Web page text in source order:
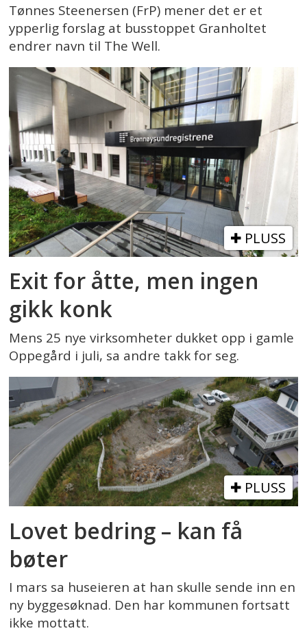
Tønnes Steenersen (FrP) mener det er et
ypperlig forslag at busstoppet Granholtet
endrer navn til The Well.
PLUSS
Exit for åtte, men ingen
gikk konk
Mens 25 nye virksomheter dukket opp i gamle
Oppegård i juli, sa andre takk for seg.
PLUSS
Lovet bedring – kan få
bøter
I mars sa huseieren at han skulle sende inn en
ny byggesøknad. Den har kommunen fortsatt
ikke mottatt.